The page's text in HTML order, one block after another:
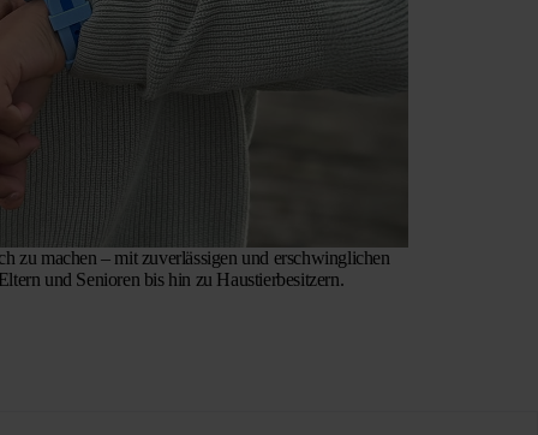
zu machen – mit zuverlässigen und erschwinglichen
und Senioren bis hin zu Haustierbesitzern.